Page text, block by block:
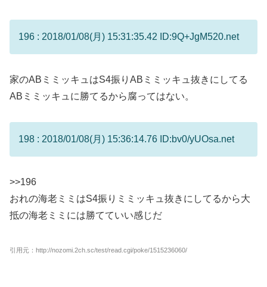
196 : 2018/01/08(月) 15:31:35.42 ID:9Q+JgM520.net
家のABミミッキュはS4振りABミミッキュ抜きにしてる
ABミミッキュに勝てるから腐ってはない。
198 : 2018/01/08(月) 15:36:14.76 ID:bv0/yUOsa.net
>>196
おれの海老ミミはS4振りミミッキュ抜きにしてるから大
抵の海老ミミには勝てていい感じだ
引用元：http://nozomi.2ch.sc/test/read.cgi/poke/1515236060/